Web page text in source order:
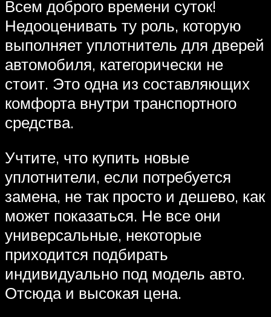
Всем доброго времени суток!
Недооценивать ту роль, которую
выполняет уплотнитель для дверей
автомобиля, категорически не
стоит. Это одна из составляющих
комфорта внутри транспортного
средства.
Учтите, что купить новые
уплотнители, если потребуется
замена, не так просто и дешево, как
может показаться. Не все они
универсальные, некоторые
приходится подбирать
индивидуально под модель авто.
Отсюда и высокая цена.